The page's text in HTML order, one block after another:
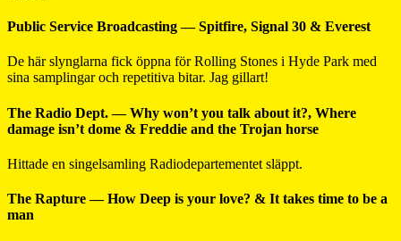
Public Service Broadcasting — Spitfire, Signal 30 & Everest
De här slynglarna fick öppna för Rolling Stones i Hyde Park med
sina samplingar och repetitiva bitar. Jag gillart!
The Radio Dept. — Why won’t you talk about it?, Where
damage isn’t dome & Freddie and the Trojan horse
Hittade en singelsamling Radiodepartementet släppt.
The Rapture — How Deep is your love? & It takes time to be a
man